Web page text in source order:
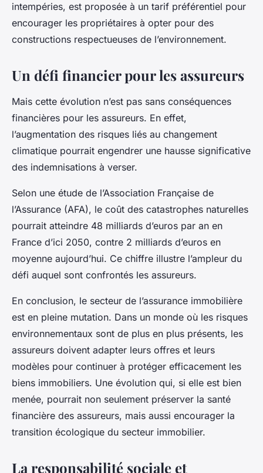
intempéries, est proposée à un tarif préférentiel pour
encourager les propriétaires à opter pour des
constructions respectueuses de l’environnement.
Un défi financier pour les assureurs
Mais cette évolution n’est pas sans conséquences
financières pour les assureurs. En effet,
l’augmentation des risques liés au changement
climatique pourrait engendrer une hausse significative
des indemnisations à verser.
Selon une étude de l’Association Française de
l’Assurance (AFA), le coût des catastrophes naturelles
pourrait atteindre 48 milliards d’euros par an en
France d’ici 2050, contre 2 milliards d’euros en
moyenne aujourd’hui. Ce chiffre illustre l’ampleur du
défi auquel sont confrontés les assureurs.
En conclusion, le secteur de l’assurance immobilière
est en pleine mutation. Dans un monde où les risques
environnementaux sont de plus en plus présents, les
assureurs doivent adapter leurs offres et leurs
modèles pour continuer à protéger efficacement les
biens immobiliers. Une évolution qui, si elle est bien
menée, pourrait non seulement préserver la santé
financière des assureurs, mais aussi encourager la
transition écologique du secteur immobilier.
La responsabilité sociale et